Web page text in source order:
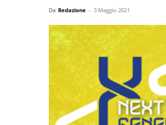
Da Redazione - 3 Maggio 2021